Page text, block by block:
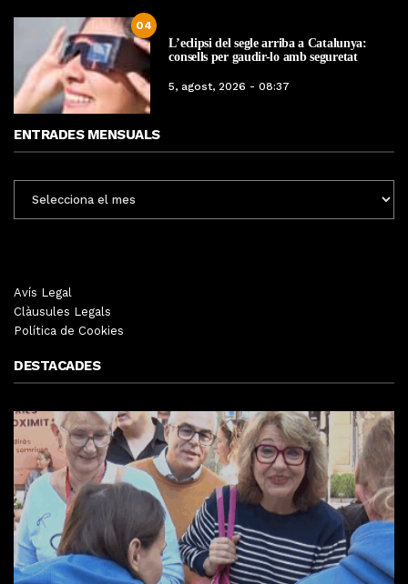
04
L’eclipsi del segle arriba a Catalunya:
consells per gaudir-lo amb seguretat
5, agost, 2026 - 08:37
ENTRADES MENSUALS
MENSUALS
Avís Legal
Clàusules Legals
Política de Cookies
DESTACADES